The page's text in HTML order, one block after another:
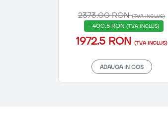
2373.00 RON(TVA INCLUS)
- 400.5 RON (TVA INCLUS)
1972.5 RON (TVA INCLUS)
ADAUGA IN COS